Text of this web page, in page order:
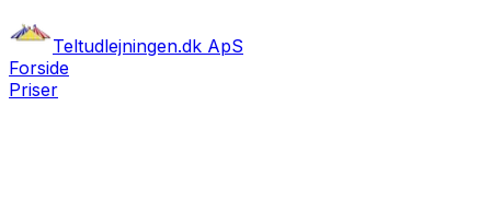
Teltudlejningen.dk ApS
Forside
Priser